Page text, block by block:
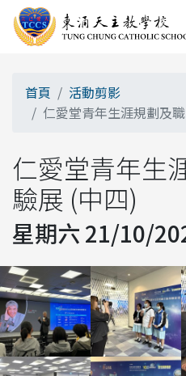
首頁
活動剪影
仁愛堂青年生涯規劃及
仁愛堂青年生
驗展 (中四)
星期六 21/10/